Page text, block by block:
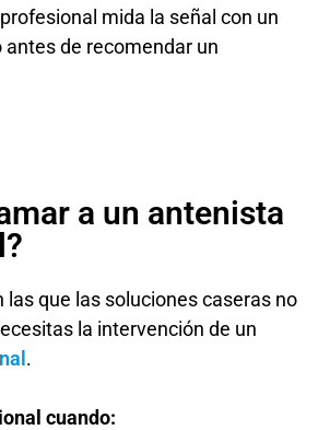
mida la señal con un
de recomendar un
a un antenista
las que las soluciones caseras no
la intervención de un
.
cuando: